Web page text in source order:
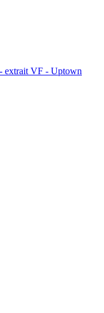
extrait VF - Uptown